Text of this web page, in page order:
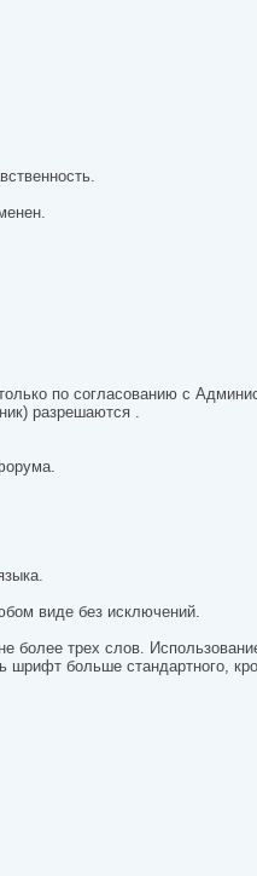
по согласованию с
разрешаются .
виде без исключений.
более трех слов.
шрифт больше стандартного,